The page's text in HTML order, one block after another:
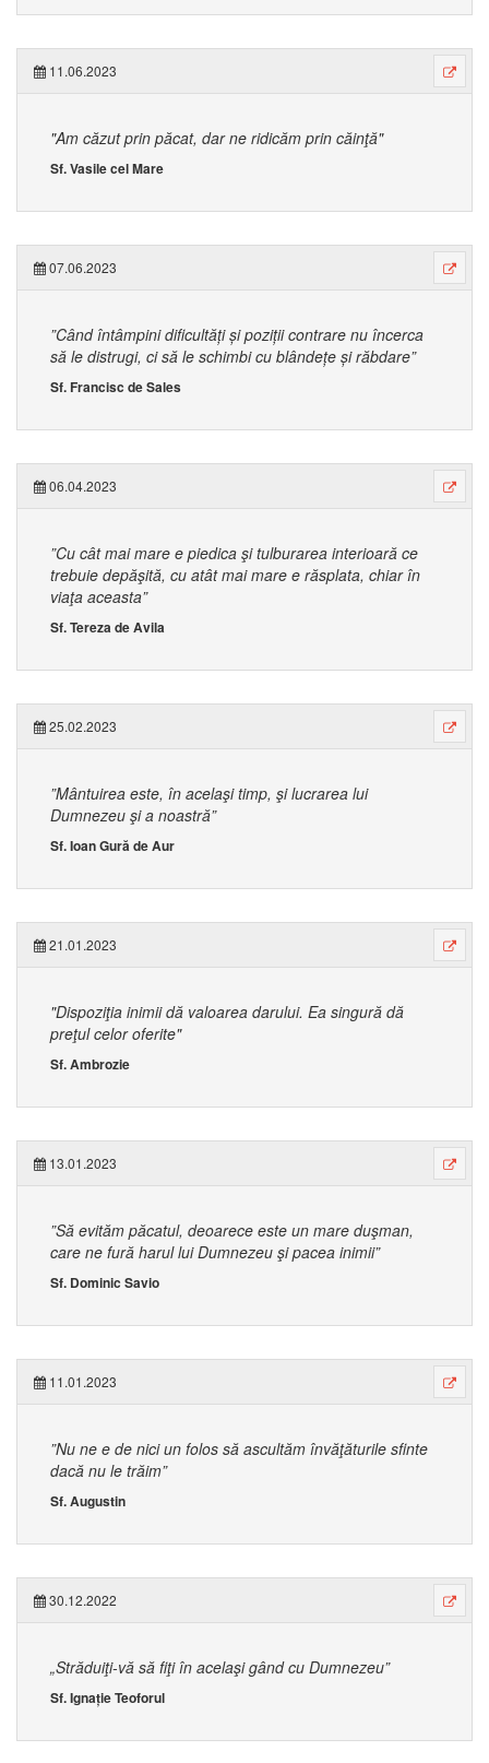
11.06.2023
"Am căzut prin păcat, dar ne ridicăm prin căinţă"
Sf. Vasile cel Mare
07.06.2023
”Când întâmpini dificultăți și poziții contrare nu încerca
să le distrugi, ci să le schimbi cu blândețe și răbdare”
Sf. Francisc de Sales
06.04.2023
”Cu cât mai mare e piedica şi tulburarea interioară ce
trebuie depăşită, cu atât mai mare e răsplata, chiar în
viaţa aceasta”
Sf. Tereza de Avila
25.02.2023
”Mântuirea este, în acelaşi timp, şi lucrarea lui
Dumnezeu şi a noastră”
Sf. Ioan Gură de Aur
21.01.2023
"Dispoziţia inimii dă valoarea darului. Ea singură dă
preţul celor oferite"
Sf. Ambrozie
13.01.2023
”Să evităm păcatul, deoarece este un mare duşman,
care ne fură harul lui Dumnezeu şi pacea inimii”
Sf. Dominic Savio
11.01.2023
”Nu ne e de nici un folos să ascultăm învăţăturile sfinte
dacă nu le trăim”
Sf. Augustin
30.12.2022
„Străduiţi-vă să fiţi în acelaşi gând cu Dumnezeu”
Sf. Ignație Teoforul